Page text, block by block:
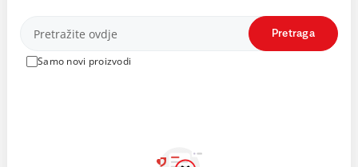
Proizvodi
Samo novi proizvodi
Pretraga